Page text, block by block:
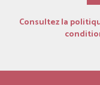
Consultez la